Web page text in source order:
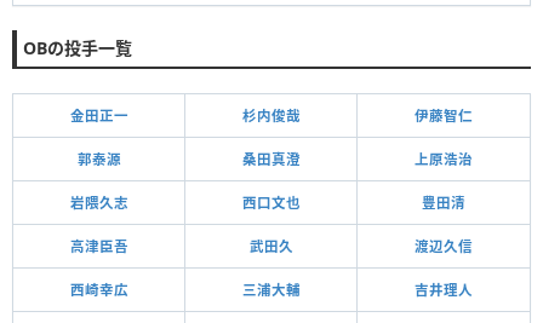
OBの投手一覧
金田正一 杉内俊哉 伊藤智仁
郭泰源 桑田真澄 上原浩治
岩隈久志 西口文也 豊田清
高津臣吾 武田久 渡辺久信
西崎幸広 三浦大輔 吉井理人